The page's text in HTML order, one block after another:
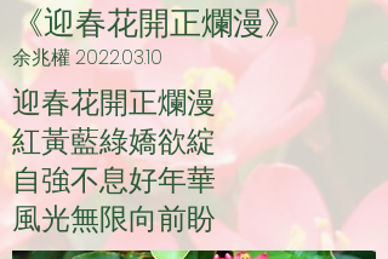
《迎春花開正爛漫》
余兆權2022.03.10
迎春花開正爛漫
紅黃藍綠嬌欲綻
自強不息好年華
風光無限向前盼